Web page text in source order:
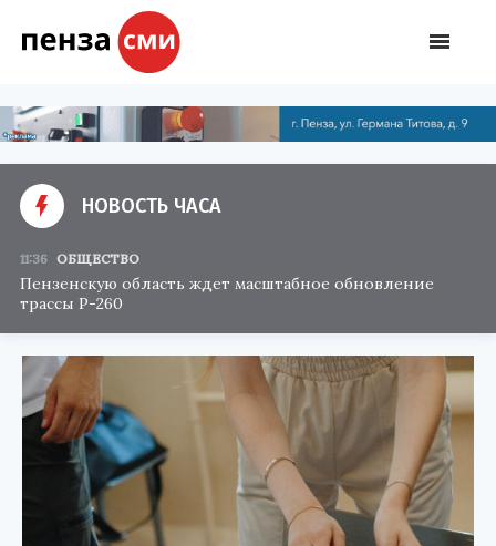
НОВОСТЬ ЧАСА
11:36 ОБЩЕСТВО
Пензенскую область ждет масштабное обновление
трассы Р-260